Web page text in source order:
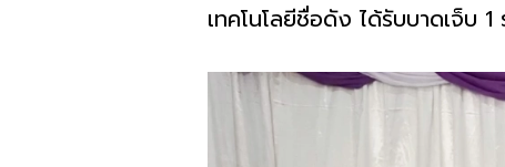
เทคโนโลยีชื่อดัง ได้รับบาดเจ็บ